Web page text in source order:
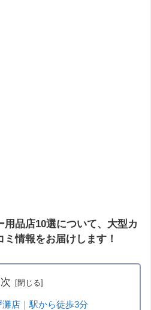
品店10選について、大型カ
情報をお届けします！
店｜駅から徒歩3分